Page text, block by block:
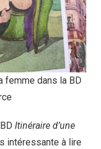
femme dans la BD
Itinéraire d’une
intéressante à lire